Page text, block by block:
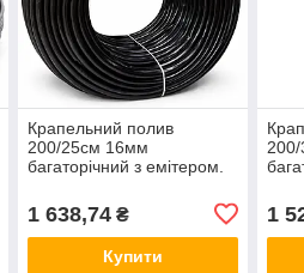
Крапельний полив
200/25см 16мм
багаторічний з емітером.
1 638,74₴
Купити
1